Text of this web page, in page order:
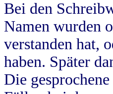
Bei den
Namen wurden
verstanden hat,
haben. Später
Die